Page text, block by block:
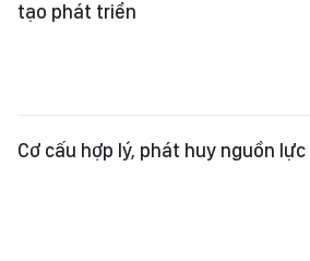
tạo phát triển
Cơ cấu hợp lý, phát huy nguồn lực